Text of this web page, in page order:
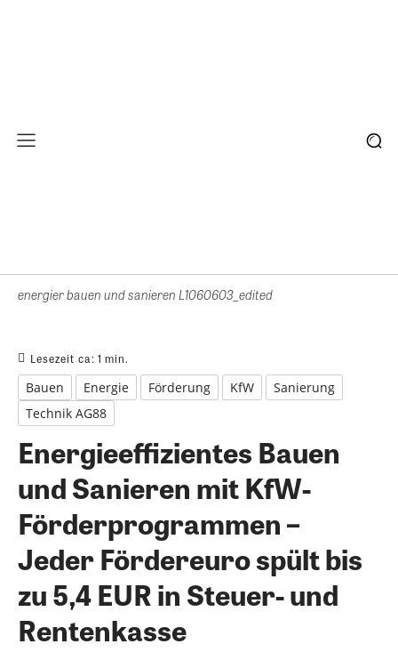
energier bauen und sanieren L1060603_edited
Lesezeit ca: 1 min.
Bauen Energie Förderung KfW
Sanierung
Technik AG88
Energieeffizientes Bauen
und Sanieren mit KfW-
Förderprogrammen –
Jeder Fördereuro spült bis
zu 5,4 EUR in Steuer- und
Rentenkasse